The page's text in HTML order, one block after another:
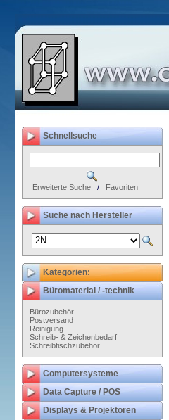
Schnellsuche
Erweiterte Suche / Favoriten
Suche nach Hersteller
Kategorien:
Büromaterial / -technik
Bürozubehör
Postversand
Reinigung
Schreib- & Zeichenbedarf
Schreibtischzubehör
Computersysteme
Data Capture / POS
Displays & Projektoren